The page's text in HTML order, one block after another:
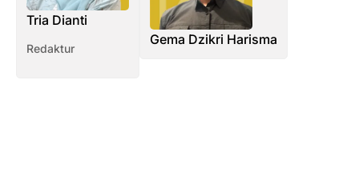
Tria Dianti
Redaktur
Gema Dzikri Harisma